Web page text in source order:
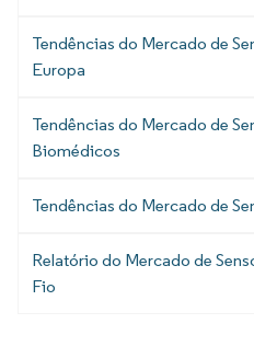
Tendências do Mercado de
Europa
Tendências do Mercado de
Biomédicos
Tendências do Mercado de
Relatório do Mercado de
Fio